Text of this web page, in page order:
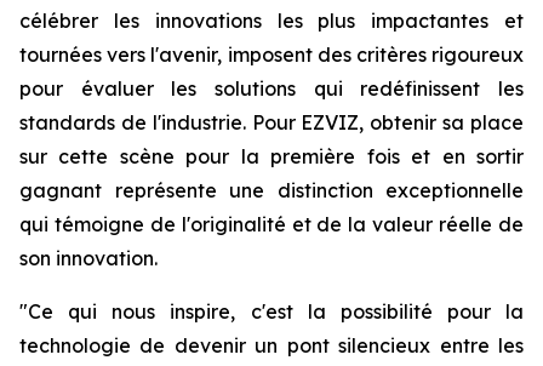
célébrer les innovations les plus impactantes et
tournées vers l'avenir, imposent des critères rigoureux
pour évaluer les solutions qui redéfinissent les
standards de l'industrie. Pour EZVIZ, obtenir sa place
sur cette scène pour la première fois et en sortir
gagnant représente une distinction exceptionnelle
qui témoigne de l'originalité et de la valeur réelle de
son innovation.
"Ce qui nous inspire, c'est la possibilité pour la
technologie de devenir un pont silencieux entre les